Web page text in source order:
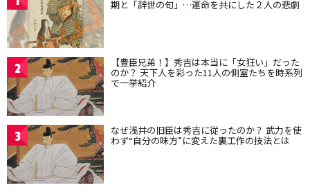
期と「辞世の句」…運命を共にした２人の悲劇
2 【豊臣兄弟！】秀吉は本当に「女狂い」だった
のか？ 天下人を彩った11人の側室たちを時系列
で一挙紹介
3 なぜ浅井の旧臣は秀吉に従ったのか？ 武力を使
わず“自分の味方”に変えた裏工作の技法とは